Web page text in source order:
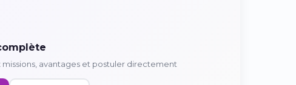
avantages et postuler directement